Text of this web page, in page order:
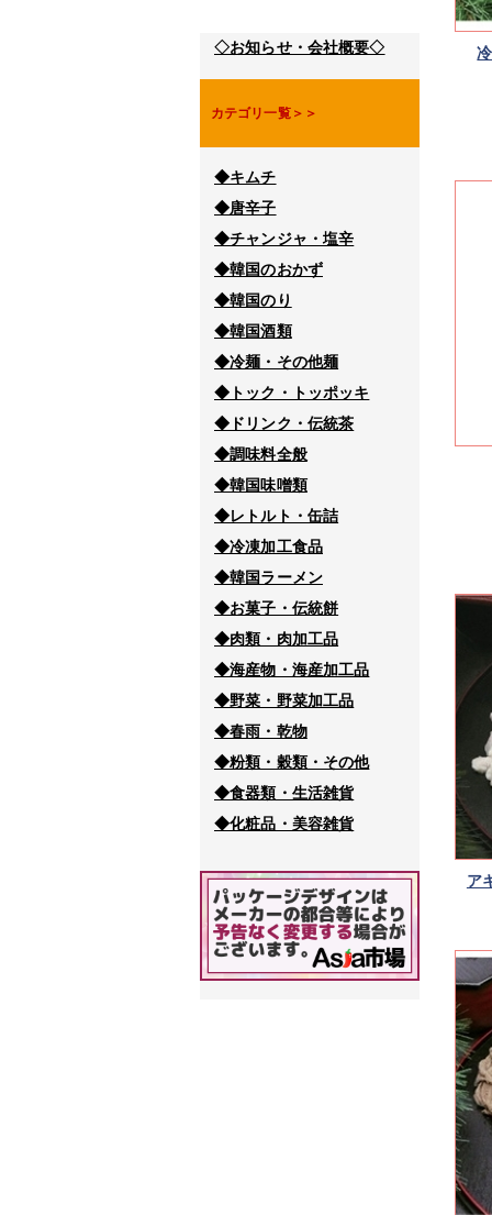
◇お知らせ・会社概要◇
カテゴリ一覧＞＞
◆キムチ
◆唐辛子
◆チャンジャ・塩辛
◆韓国のおかず
◆韓国のり
◆韓国酒類
◆冷麺・その他麺
◆トック・トッポッキ
◆ドリンク・伝統茶
◆調味料全般
◆韓国味噌類
◆レトルト・缶詰
◆冷凍加工食品
◆韓国ラーメン
◆お菓子・伝統餅
◆肉類・肉加工品
◆海産物・海産加工品
◆野菜・野菜加工品
◆春雨・乾物
◆粉類・穀類・その他
◆食器類・生活雑貨
◆化粧品・美容雑貨
ア